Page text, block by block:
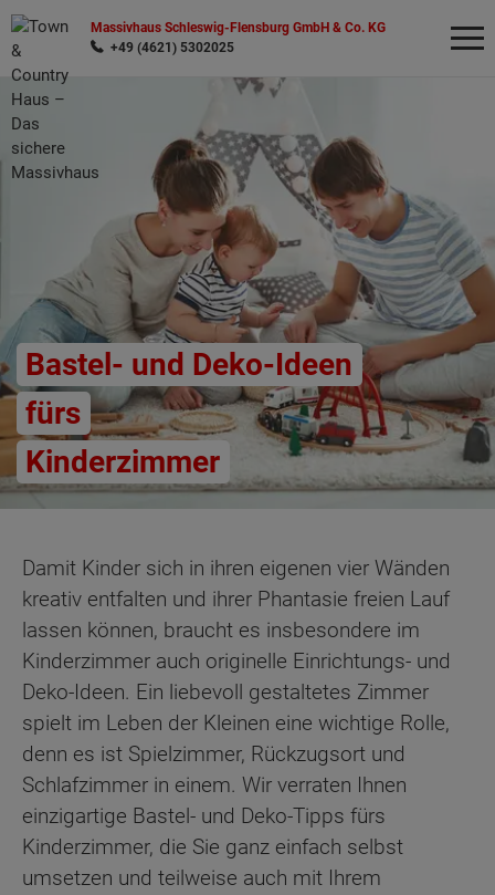
Massivhaus Schleswig-Flensburg GmbH & Co. KG
+49 (4621) 5302025
Bastel- und Deko-Ideen
fürs
Kinderzimmer
Damit Kinder sich in ihren eigenen vier Wänden
kreativ entfalten und ihrer Phantasie freien Lauf
lassen können, braucht es insbesondere im
Kinderzimmer auch originelle Einrichtungs- und
Deko-Ideen. Ein liebevoll gestaltetes Zimmer
spielt im Leben der Kleinen eine wichtige Rolle,
denn es ist Spielzimmer, Rückzugsort und
Schlafzimmer in einem. Wir verraten Ihnen
einzigartige Bastel- und Deko-Tipps fürs
Kinderzimmer, die Sie ganz einfach selbst
umsetzen und teilweise auch mit Ihrem
Wonach möchten Sie suchen?